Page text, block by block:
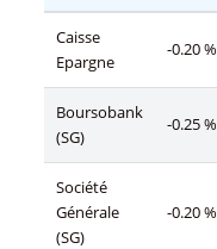
Caisse
Epargne
-0.20 %
Boursobank
(SG)
-0.25 %
Société
Générale
(SG)
-0.20 %